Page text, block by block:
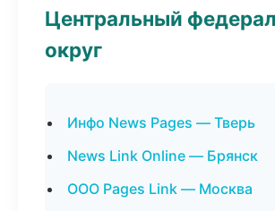
Центральный
округ
Инфо News Pages — Тверь
News Link Online — Брянск
ООО Pages Link — Москва